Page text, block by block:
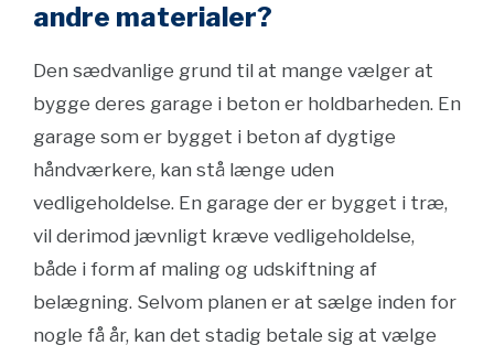
andre materialer?
Den sædvanlige grund til at mange vælger at
bygge deres garage i beton er holdbarheden. En
garage som er bygget i beton af dygtige
håndværkere, kan stå længe uden
vedligeholdelse. En garage der er bygget i træ,
vil derimod jævnligt kræve vedligeholdelse,
både i form af maling og udskiftning af
belægning. Selvom planen er at sælge inden for
nogle få år, kan det stadig betale sig at vælge